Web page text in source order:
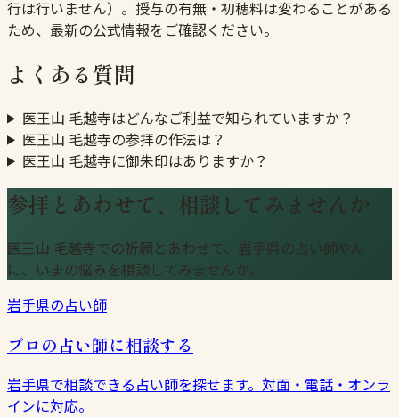
行は行いません）。授与の有無・初穂料は変わることがある
ため、最新の公式情報をご確認ください。
よくある質問
医王山 毛越寺はどんなご利益で知られていますか？
医王山 毛越寺の参拝の作法は？
医王山 毛越寺に御朱印はありますか？
参拝とあわせて、相談してみませんか
医王山 毛越寺での祈願とあわせて、岩手県の占い師やAI
に、いまの悩みを相談してみませんか。
岩手県の占い師
プロの占い師に相談する
岩手県で相談できる占い師を探せます。対面・電話・オンラ
インに対応。